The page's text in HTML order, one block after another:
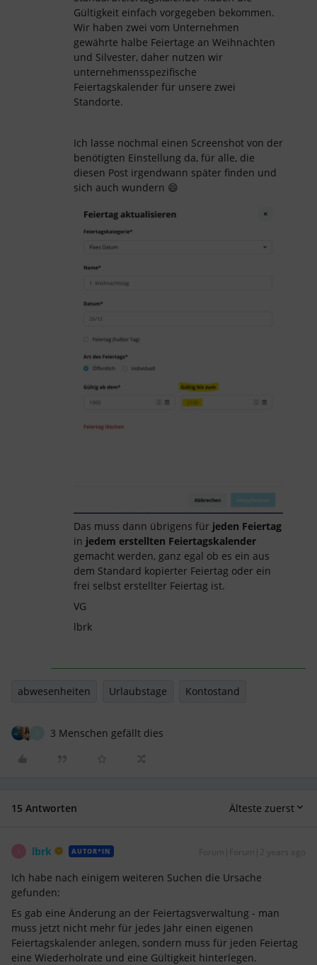
Gültigkeit einfach vorgegeben bekommen.
Wir haben zwei vom Unternehmen
gewährte halbe Feiertage an Weihnachten
und Silvester, daher nutzen wir
unternehmensspezifische
Feiertagskalender für unsere zwei
Standorte.
Ich lasse nochmal einen Screenshot von der
benötigten Einstellung da, für alle, die
diesen Post irgendwann später finden und
sich auch wundern 😄
Das muss dann übrigens für jeden Feiertag
in jedem erstellten Feiertagskalender
gemacht werden, ganz egal ob es ein aus
dem Standard kopierter Feiertag oder ein
frei selbst erstellter Feiertag ist.
VG
lbrk
abwesenheiten Urlaubstage Kontostand
3 Menschen gefällt dies
15 Antworten Älteste zuerst
lbrk AUTOR*IN Forum|Forum|2 years ago
Ich habe nach einigem weiteren Suchen die Ursache
gefunden:
Es gab eine Änderung an der Feiertagsverwaltung - man
muss jetzt nicht mehr für jedes Jahr einen eigenen
Feiertagskalender anlegen, sondern muss für jeden Feiertag
eine Wiederholrate und eine Gültigkeit hinterlegen.